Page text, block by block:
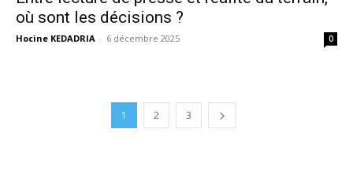
où sont les décisions ?
Hocine KEDADRIA - 6 décembre 2025 0
1 2 3